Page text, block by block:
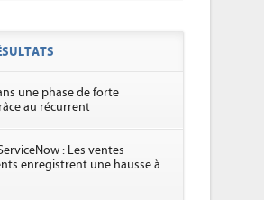
une phase de forte
au récurrent
: Les ventes
enregistrent une hausse à